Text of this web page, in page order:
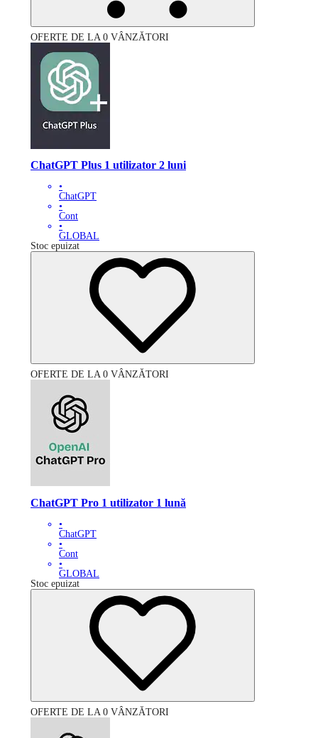
OFERTE DE LA 0 VÂNZĂTORI
ChatGPT Plus 1 utilizator 2 luni
•
ChatGPT
•
Cont
•
GLOBAL
Stoc epuizat
OFERTE DE LA 0 VÂNZĂTORI
ChatGPT Pro 1 utilizator 1 lună
•
ChatGPT
•
Cont
•
GLOBAL
Stoc epuizat
OFERTE DE LA 0 VÂNZĂTORI